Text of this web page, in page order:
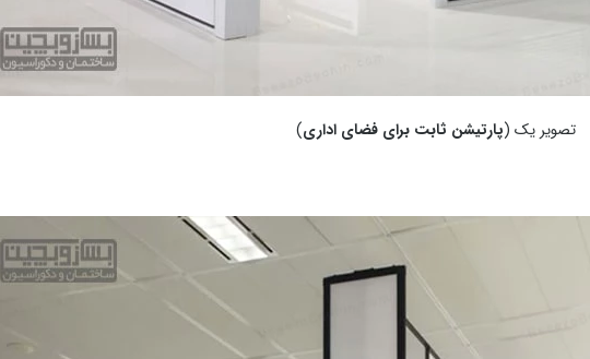
تصویر یک (پارتیشن ثابت برای فضای اداری)